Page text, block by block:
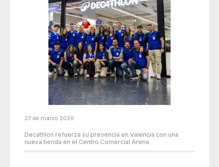
27 de marzo 2026
Decathlon refuerza su presencia en Valencia con una
nueva tienda en el Centro Comercial Arena